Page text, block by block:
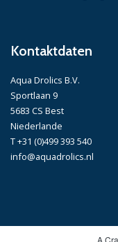
Kontaktdaten
Aqua Drolics B.V.
Sportlaan 9
5683 CS Best
Niederlande
T +31 (0)499 393 540
info@aquadrolics.nl
A